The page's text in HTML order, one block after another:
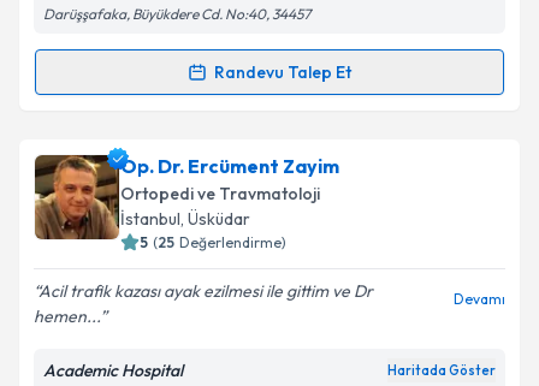
Darüşşafaka, Büyükdere Cd. No:40, 34457
Randevu Talep Et
Randevu Takvimi Talebi
Doç. Dr. Kayahan Karaytuğiçin randevu takvimi
talebi oluşturun. Size bu uzmandan randevu almanız
için bir takvim hazırlandığında e-posta ile
bilgilendireceğiz.
E-posta Adresiniz
Op. Dr. Ercüment Zayim
Ortopedi ve Travmatoloji
İstanbul, Üsküdar
5 (25 Değerlendirme)
Acil trafik kazası ayak ezilmesi ile gittim ve Dr
hemen...
Devamı
Academic Hospital Haritada Göster